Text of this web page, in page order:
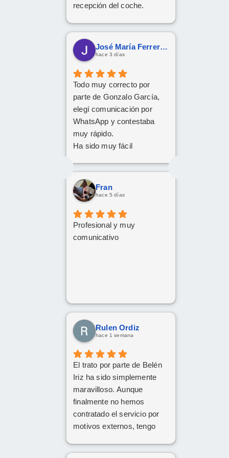
recepción del coche.
nuestras consultas y nos
mantuvo constantemente
informados.
nuevo coche.
José María Ferreras Prieto
hace 3 días
Todo muy correcto por
parte de Gonzalo García,
elegí comunicación por
WhatsApp y contestaba
muy rápido.
Ha sido muy fácil
Fran
hace 5 días
Profesional y muy
comunicativo
Rulen Ordiz
hace 1 semana
El trato por parte de Belén
Iriz ha sido simplemente
maravilloso. Aunque
finalmente no hemos
contratado el servicio por
motivos externos, tengo
decido dar el paso, volveré